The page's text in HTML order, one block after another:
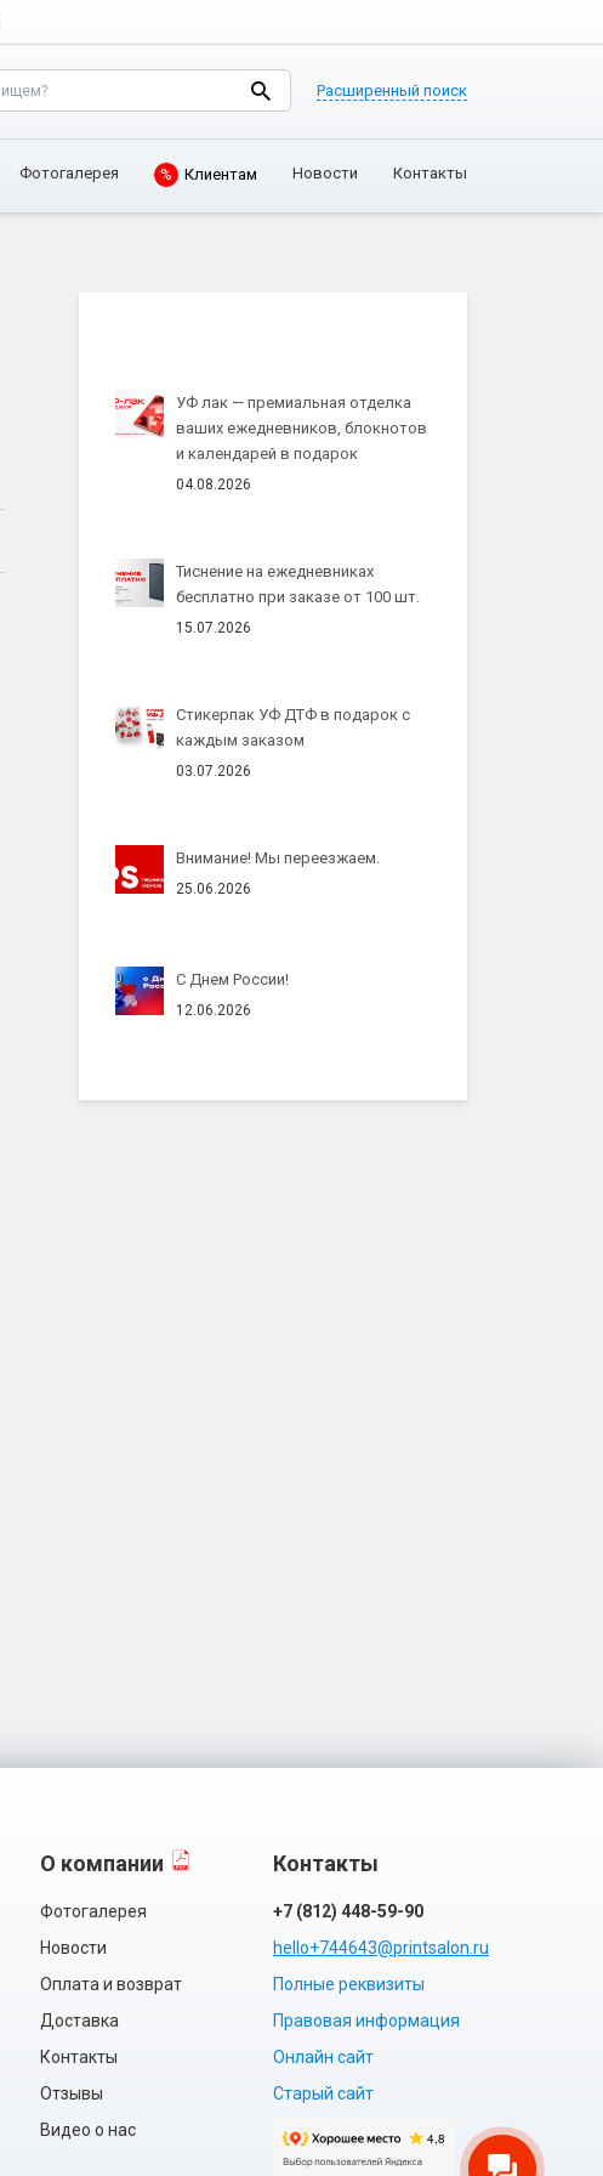
Расширенный поиск
Фотогалерея % Клиентам Новости Контакты
УФ лак — премиальная отделка
ваших ежедневников, блокнотов
и календарей в подарок
04.08.2026
Тиснение на ежедневниках
бесплатно при заказе от 100 шт.
15.07.2026
Стикерпак УФ ДТФ в подарок с
каждым заказом
03.07.2026
Внимание! Мы переезжаем.
25.06.2026
С Днем России!
12.06.2026
О компании
Фотогалерея
Новости
Оплата и возврат
Доставка
Контакты
Отзывы
Видео о нас
Контакты
+7 (812) 448-59-90
hello+744643@printsalon.ru
Полные реквизиты
Правовая информация
Онлайн сайт
Старый сайт